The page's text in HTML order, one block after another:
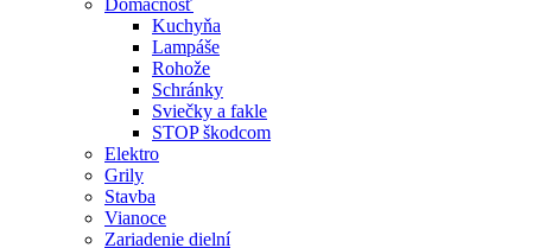
Domácnosť
Kuchyňa
Lampáše
Rohože
Schránky
Sviečky a fakle
STOP škodcom
Elektro
Grily
Stavba
Vianoce
Zariadenie dielní